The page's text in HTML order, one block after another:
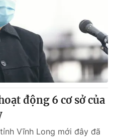
Podcast
động 6 cơ sở của
Vĩnh Long mới đây đã